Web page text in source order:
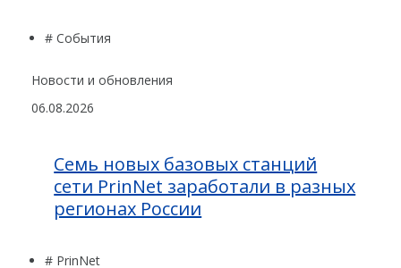
# События
Новости и обновления
06.08.2026
Семь новых базовых станций
сети PrinNet заработали в разных
регионах России
# PrinNet